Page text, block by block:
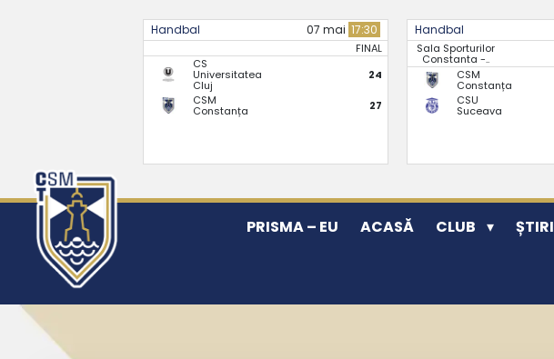
Handbal 07 mai 17:30
FINAL
CS
Universitatea
Cluj
24
CSM
Constanța 27
Handbal
Sala Sporturilor
Constanta -..
CSM
Constanța
CSU
Suceava
PRISMA – EU ACASĂ CLUB ȘTIRI